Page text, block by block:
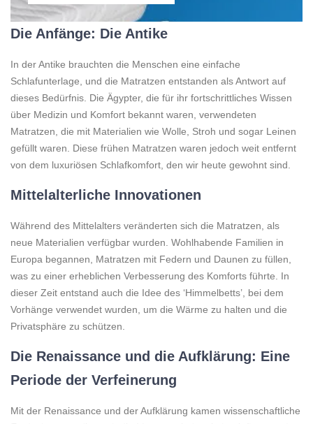
Die Anfänge: Die Antike
In der Antike brauchten die Menschen eine einfache
Schlafunterlage, und die Matratzen entstanden als Antwort auf
dieses Bedürfnis. Die Ägypter, die für ihr fortschrittliches Wissen
über Medizin und Komfort bekannt waren, verwendeten
Matratzen, die mit Materialien wie Wolle, Stroh und sogar Leinen
gefüllt waren. Diese frühen Matratzen waren jedoch weit entfernt
von dem luxuriösen Schlafkomfort, den wir heute gewohnt sind.
Mittelalterliche Innovationen
Während des Mittelalters veränderten sich die Matratzen, als
neue Materialien verfügbar wurden. Wohlhabende Familien in
Europa begannen, Matratzen mit Federn und Daunen zu füllen,
was zu einer erheblichen Verbesserung des Komforts führte. In
dieser Zeit entstand auch die Idee des ‘Himmelbetts’, bei dem
Vorhänge verwendet wurden, um die Wärme zu halten und die
Privatsphäre zu schützen.
Die Renaissance und die Aufklärung: Eine
Periode der Verfeinerung
Mit der Renaissance und der Aufklärung kamen wissenschaftliche